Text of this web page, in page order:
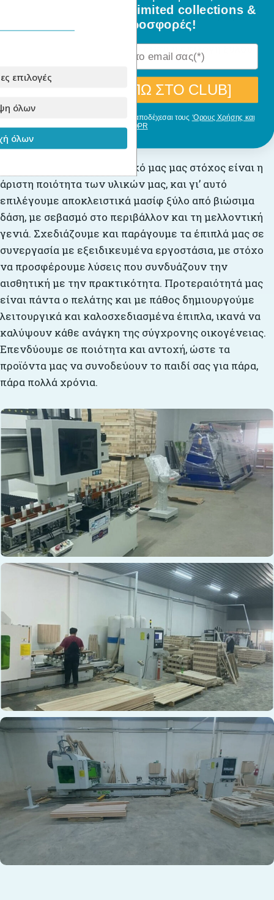
Αυτό το μοντέλο διατίθεται σε φυσικό χρώμα
ξύλου.
Η έκδοση με φυσικό ξύλο είναι η επιλογή ξύλου
Για την παραγωγή
, πρωταρχικό μας μας στόχος είναι η
άριστη ποιότητα των υλικών μας, και γι’ αυτό
επιλέγουμε αποκλειστικά μασίφ ξύλο από βιώσιμα
δάση, με σεβασμό στο περιβάλλον και τη μελλοντική
γενιά. Σχεδιάζουμε και παράγουμε τα έπιπλά μας σε
συνεργασία με εξειδικευμένα εργοστάσια, με στόχο
να προσφέρουμε λύσεις που συνδυάζουν την
αισθητική με την πρακτικότητα. Προτεραιότητά μας
είναι πάντα ο πελάτης και με πάθος δημιουργούμε
λειτουργικά και καλοσχεδιασμένα έπιπλα, ικανά να
καλύψουν κάθε ανάγκη της σύγχρονης οικογένειας.
Επενδύουμε σε ποιότητα και αντοχή, ώστε τα
προϊόντα μας να συνοδεύουν το παιδί σας για πάρα,
πάρα πολλά χρόνια.
επιλογές
όλων
όλων
όλα τα νέα σχέδια, limited collections &
ειδικές προσφορές!
[ΘΕΛΩ ΝΑ ΜΠΩ ΣΤΟ CLUB]
Με την εγγραφή σου, δηλώνεις ότι αποδέχεσαι τους ‘Ορους Χρήσης και
GDPR